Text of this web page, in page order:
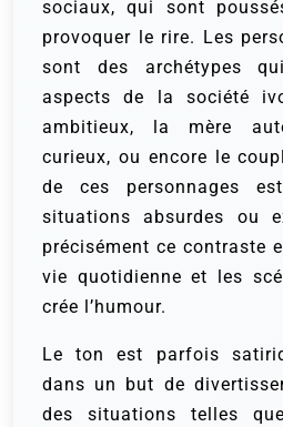
sociaux, qui sont
provoquer le rire. Les
sont des archétypes
aspects de la société
ambitieux, la mère
curieux, ou encore le
de ces personnages
situations absurdes ou
précisément ce contraste
vie quotidienne et les
crée l’humour.
Le ton est parfois
dans un but de
des situations telles